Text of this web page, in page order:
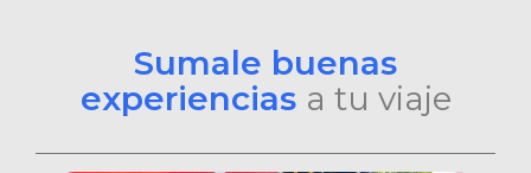
Sumale buenas
experiencias a tu viaje